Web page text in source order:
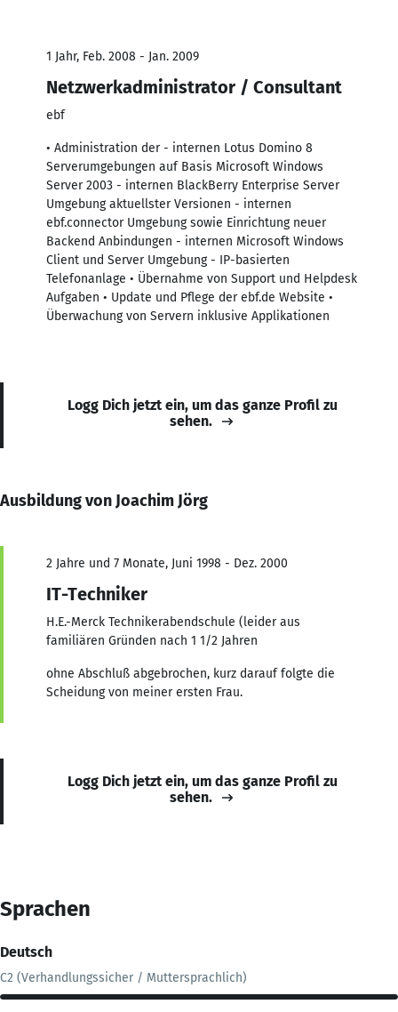
1 Jahr, Feb. 2008 - Jan. 2009
Netzwerkadministrator / Consultant
ebf
• Administration der - internen Lotus Domino 8
Serverumgebungen auf Basis Microsoft Windows
Server 2003 - internen BlackBerry Enterprise Server
Umgebung aktuellster Versionen - internen
ebf.connector Umgebung sowie Einrichtung neuer
Backend Anbindungen - internen Microsoft Windows
Client und Server Umgebung - IP-basierten
Telefonanlage • Übernahme von Support und Helpdesk
Aufgaben • Update und Pflege der ebf.de Website •
Überwachung von Servern inklusive Applikationen
Logg Dich jetzt ein, um das ganze Profil zu
sehen.
Ausbildung von Joachim Jörg
2 Jahre und 7 Monate, Juni 1998 - Dez. 2000
IT-Techniker
H.E.-Merck Technikerabendschule (leider aus
familiären Gründen nach 1 1/2 Jahren
ohne Abschluß abgebrochen, kurz darauf folgte die
Scheidung von meiner ersten Frau.
Logg Dich jetzt ein, um das ganze Profil zu
sehen.
Sprachen
Deutsch
C2 (Verhandlungssicher / Muttersprachlich)